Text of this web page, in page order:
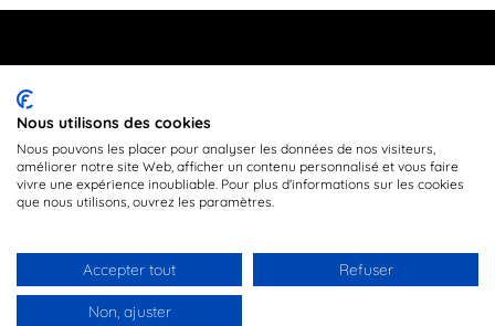
©2024 TransEstrie tous droits réservés
confidentialité
Facebook
Nous utilisons des cookies
Nous pouvons les placer pour analyser les données de nos visiteurs,
améliorer notre site Web, afficher un contenu personnalisé et vous faire
vivre une expérience inoubliable. Pour plus d'informations sur les cookies
que nous utilisons, ouvrez les paramètres.
Accepter tout Refuser
Non, ajuster